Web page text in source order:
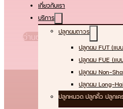
เกี่ยวกับเรา
บริการ
ปลูกผมถาวร
ปลูกผม FUT (แบ
ปลูกผม FUE (แบบ
ปลูกผม Non-
ปลูกผม Long-
ปลูกหนวด ปลูกคิ้ว ปลูกเค
อ่านต่อ